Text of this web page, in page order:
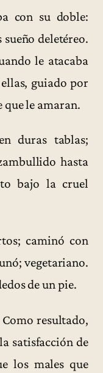
con su doble:
sueño deletéreo.
le atacaba
guiado por
que le amaran.
duras tablas;
hasta
bajo la cruel
caminó con
vegetariano.
de un pie.
resultado,
satisfacción de
los males que